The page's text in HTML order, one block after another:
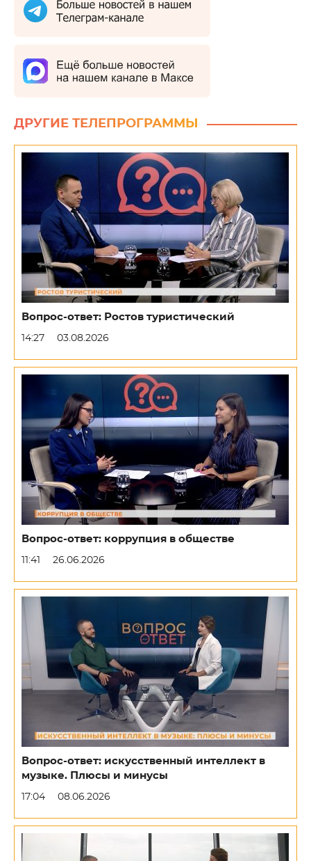
ДРУГИЕ ТЕЛЕПРОГРАММЫ
Вопрос-ответ: Ростов туристический
14:27 03.08.2026
Вопрос-ответ: коррупция в обществе
11:41 26.06.2026
Вопрос-ответ: искусственный интеллект в
музыке. Плюсы и минусы
17:04 08.06.2026